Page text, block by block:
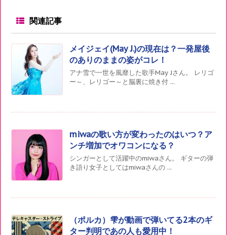
関連記事
メイジェイ(May J.)の現在は？一発屋後
のありのままの姿がコレ！
アナ雪で一世を風靡した歌手May Jさん。 レリゴ
ー～、レリゴー～と脳裏に焼き付 ...
miwaの歌い方が変わったのはいつ？ア
ンチ増加でオワコンになる？
シンガーとして活躍中のmiwaさん。 ギターの弾
き語り女子としてはmiwaさんの ...
（ポルカ）雫が動画で弾いてる2本のギ
ター判明であの人も愛用中！